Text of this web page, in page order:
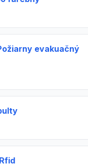
evakuačný